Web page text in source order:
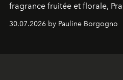
fragrance fruitée et florale,
30.07.2026 by Pauline Borgogno